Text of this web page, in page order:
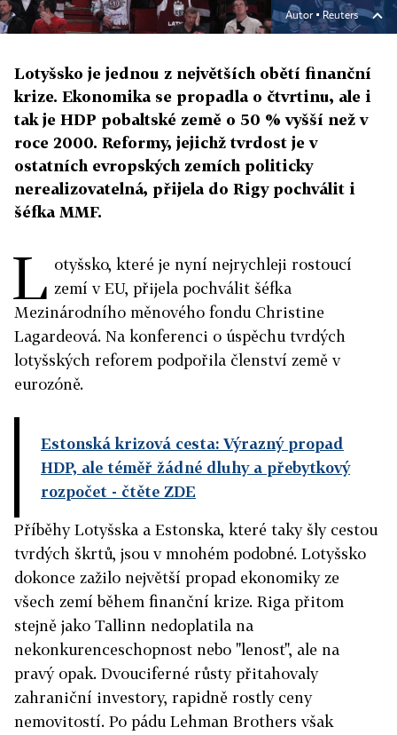
Autor ▪ Reuters
Lotyšsko je jednou z největších obětí finanční
krize. Ekonomika se propadla o čtvrtinu, ale i
tak je HDP pobaltské země o 50 % vyšší než v
roce 2000. Reformy, jejichž tvrdost je v
ostatních evropských zemích politicky
nerealizovatelná, přijela do Rigy pochválit i
šéfka MMF.
L otyšsko, které je nyní nejrychleji rostoucí
zemí v EU, přijela pochválit šéfka
Mezinárodního měnového fondu Christine
Lagardeová. Na konferenci o úspěchu tvrdých
lotyšských reforem podpořila členství země v
eurozóně.
Estonská krizová cesta: Výrazný propad
HDP, ale téměř žádné dluhy a přebytkový
rozpočet - čtěte ZDE
Příběhy Lotyšska a Estonska, které taky šly cestou
tvrdých škrtů, jsou v mnohém podobné. Lotyšsko
dokonce zažilo největší propad ekonomiky ze
všech zemí během finanční krize. Riga přitom
stejně jako Tallinn nedoplatila na
nekonkurenceschopnost nebo "lenost", ale na
pravý opak. Dvouciferné růsty přitahovaly
zahraniční investory, rapidně rostly ceny
nemovitostí. Po pádu Lehman Brothers však